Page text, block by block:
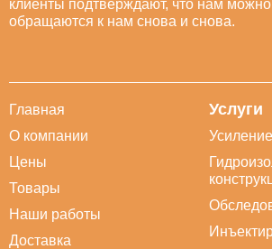
клиенты подтверждают, что нам
обращаются к нам снова и снова.
Главная
О компании
Цены
Товары
Наши работы
Доставка
Услуги